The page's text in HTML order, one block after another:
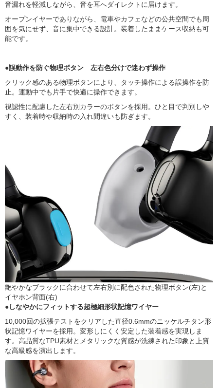
音漏れを軽減しながら、音を耳へダイレクトに届けます。
オープンイヤーでありながら、電車やカフェなどの公共空間でも周
囲を気にせず、音に集中できる設計。装着したままケース収納も可
能です。
●誤動作を防ぐ物理ボタン 左右色分けで迷わず操作
クリック感のある物理ボタンにより、タッチ操作による誤操作を防
止。運動中でも片手で快適に操作できます。
視認性に配慮した左右別カラーのボタンを採用。ひと目で判別しや
すく、装着時や収納時の入れ間違いも防ぎます。
艶やかなブラックに合わせて左右別に配色された物理ボタン(左)と
イヤホン背面(右)
●しなやかにフィットする超極細形状記憶ワイヤー
10,000回の拡張テストをクリアした直径0.6mmのニッケルチタン形
状記憶ワイヤーを採用。変形しにくく安定した装着感を実現しま
す。高品質なTPU素材とメタリックな質感が洗練された印象と上質
な高級感を演出します。